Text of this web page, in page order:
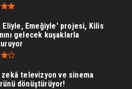
Eliyle, Emeğiyle' projesi, Kilis
gelecek kuşaklarla
zekâ televizyon ve sinema
dönüştürüyor!